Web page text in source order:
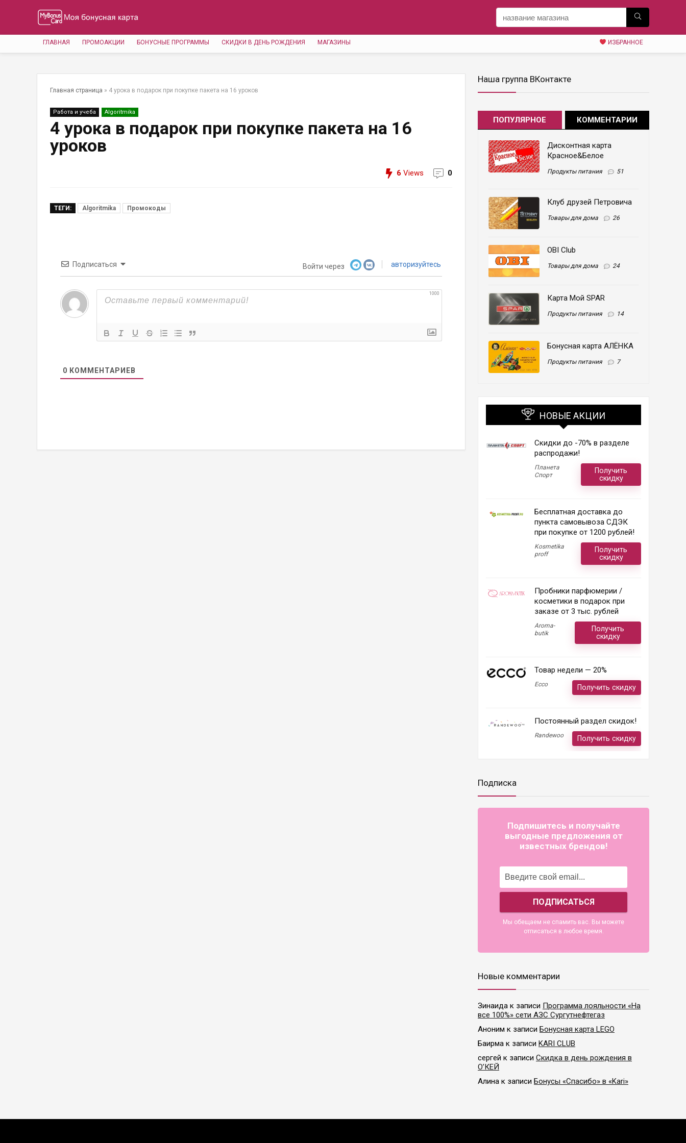
ГЛАВНАЯ ПРОМОАКЦИИ БОНУСНЫЕ ПРОГРАММЫ СКИДКИ В ДЕНЬ РОЖДЕНИЯ МАГАЗИНЫ ИЗБРАННОЕ
Главная страница » 4 урока в подарок при покупке пакета на 16 уроков
Работа и учеба Algoritmika
4 урока в подарок при покупке пакета на 16
уроков
6 Views 0
ТЕГИ: Algoritmika Промокоды
Подписаться Войти через авторизуйтесь
1000
0 КОММЕНТАРИЕВ
Наша группа ВКонтакте
ПОПУЛЯРНОЕ КОММЕНТАРИИ
Дисконтная карта
Красное&Белое
Продукты питания 51
Клуб друзей Петровича
Товары для дома 26
OBI Club
Товары для дома 24
Карта Мой SPAR
Продукты питания 14
Бонусная карта АЛЁНКА
Продукты питания 7
НОВЫЕ АКЦИИ
Скидки до -70% в разделе
распродажи!
Планета
Спорт
Получить
скидку
Бесплатная доставка до
пункта самовывоза СДЭК
при покупке от 1200 рублей!
Kosmetika
proff
Получить
скидку
Пробники парфюмерии /
косметики в подарок при
заказе от 3 тыс. рублей
Aroma-
butik
Получить
скидку
Товар недели — 20%
Ecco Получить скидку
Постоянный раздел скидок!
Randewoo Получить скидку
Подписка
Подпишитесь и получайте
выгодные предложения от
известных брендов!
Мы обещаем не спамить вас. Вы можете
отписаться в любое время.
Новые комментарии
Зинаида к записи Программа лояльности «На
все 100%» сети АЗС Сургутнефтегаз
Аноним к записи Бонусная карта LEGO
Баирма к записи KARI CLUB
сергей к записи Скидка в день рождения в
О’КЕЙ
Алина к записи Бонусы «Спасибо» в «Kari»